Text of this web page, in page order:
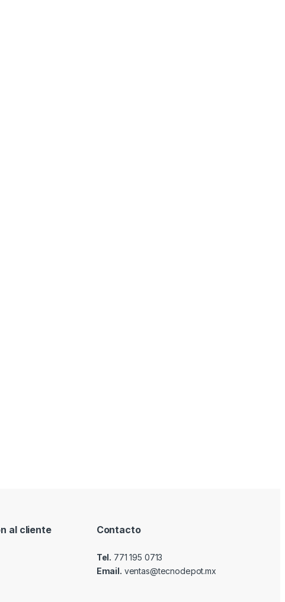
al cliente Contacto
Tel. 771 195 0713
Email. ventas@tecnodepot.mx